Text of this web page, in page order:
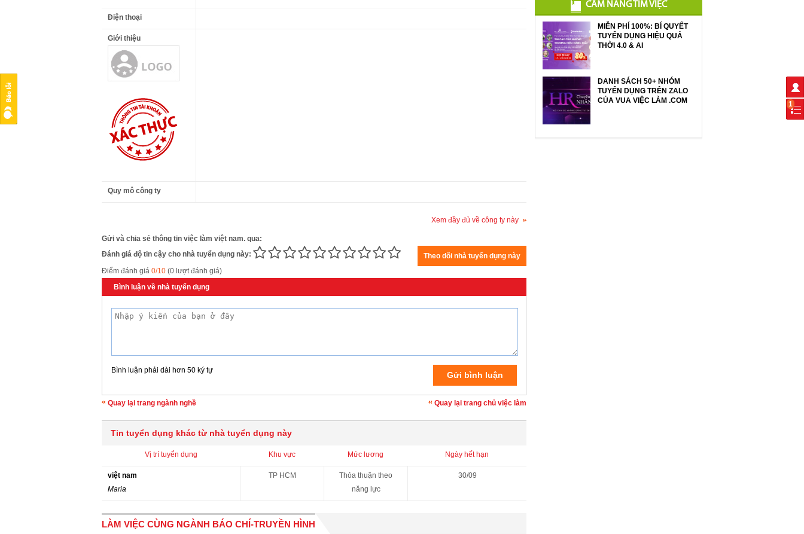
Điện thoại
Giới thiệu
Quy mô công ty
Xem đầy đủ về công ty này
Gửi và chia sẻ thông tin việc làm việt nam. qua:
Đánh giá độ tin cậy cho nhà tuyển dụng này:
Điểm đánh giá 0/10 (0 lượt đánh giá)
Bình luận về nhà tuyển dụng
Bình luận phải dài hơn 50 ký tự
Quay lại trang ngành nghề Quay lại trang chủ việc làm
Tin tuyển dụng khác từ nhà tuyển dụng này
Vị trí tuyển dụng Khu vực Mức lương Ngày hết hạn
việt nam
Maria
TP HCM
Thỏa thuận theo
năng lực
30/09
LÀM VIỆC CÙNG NGÀNH BÁO CHÍ-TRUYỀN HÌNH
CẨM NANG TÌM VIỆC
MIỄN PHÍ 100%: BÍ QUYẾT
TUYỂN DỤNG HIỆU QUẢ
THỜI 4.0 & AI
DANH SÁCH 50+ NHÓM
TUYỂN DỤNG TRÊN ZALO
CỦA VUA VIỆC LÀM .COM
1